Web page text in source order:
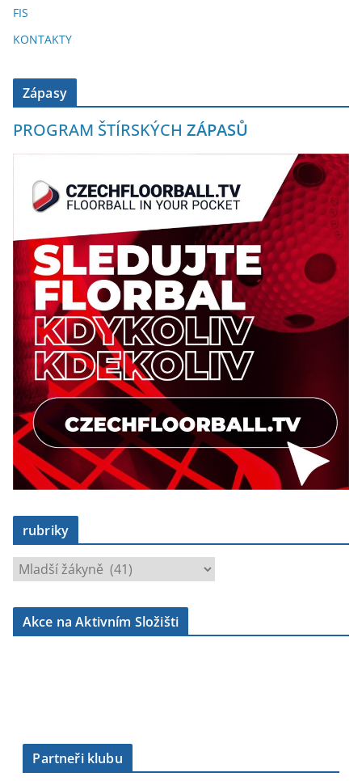
FIS
KONTAKTY
Zápasy
PROGRAM ŠTÍRSKÝCH ZÁPASŮ
rubriky
u
b
Akce na Aktivním Složišti
Partneři klubu